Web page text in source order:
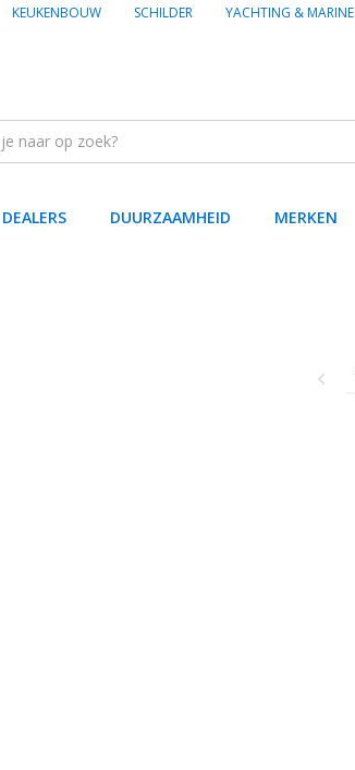
KEUKENBOUW SCHILDER YACHTING & MARINE
DEALERS DUURZAAMHEID MERKEN